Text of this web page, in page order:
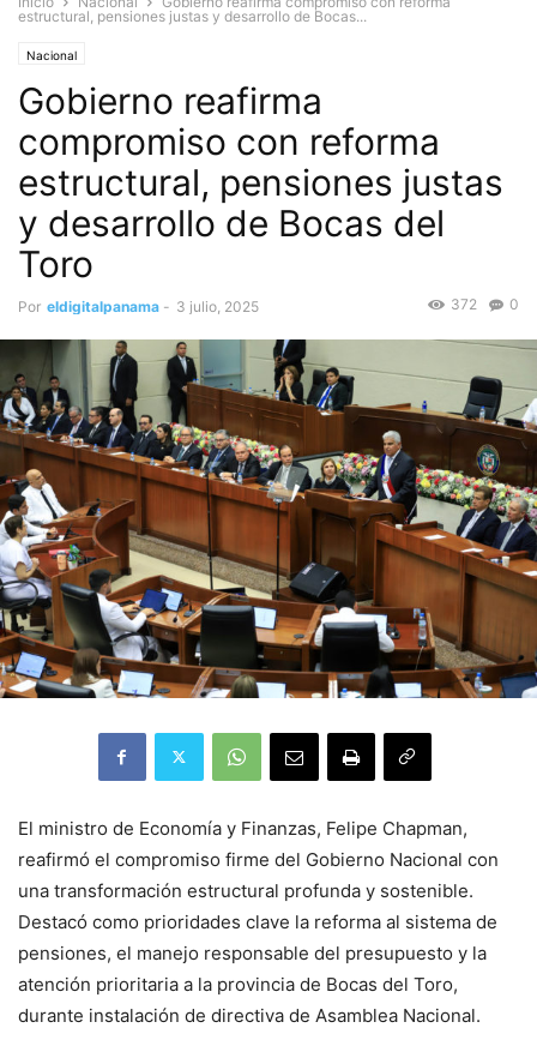
estructural, pensiones justas y desarrollo de Bocas...
Nacional
Gobierno reafirma
compromiso con reforma
estructural, pensiones justas
y desarrollo de Bocas del
Toro
Por eldigitalpanama - 3 julio, 2025 0
372
El ministro de Economía y Finanzas, Felipe Chapman,
reafirmó el compromiso firme del Gobierno Nacional con
una transformación estructural profunda y sostenible.
Destacó como prioridades clave la reforma al sistema de
pensiones, el manejo responsable del presupuesto y la
atención prioritaria a la provincia de Bocas del Toro,
durante instalación de directiva de Asamblea Nacional.